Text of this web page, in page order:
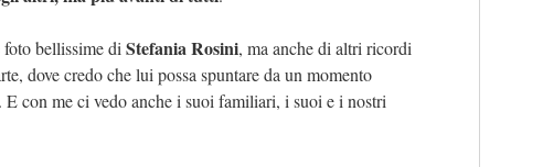
bellissime diStefania Rosini, ma anche di altri ricordi
dove credo che lui possa spuntare da un momento
con me ci vedo anche i suoi familiari, i suoi e i nostri